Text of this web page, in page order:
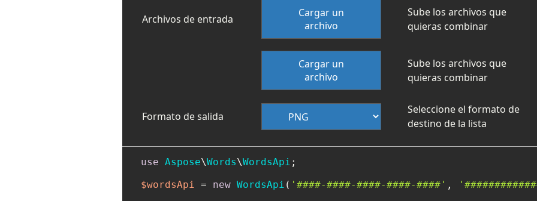
Archivos de entrada
Cargar un
archivo
Sube los archivos que
quieras combinar
Cargar un
archivo
Sube los archivos que
quieras combinar
Formato de salida
Seleccione el formato de
destino de la lista
use Aspose\Words\WordsApi ;
$wordsApi = new WordsApi ( '####-####-####-####-####' ,